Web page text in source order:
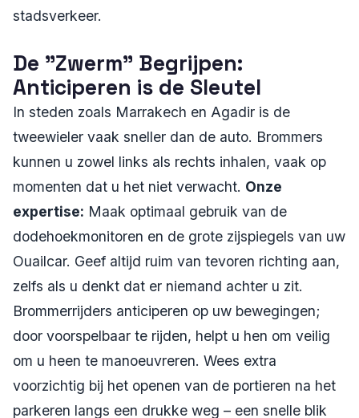
stadsverkeer.
De "Zwerm" Begrijpen:
Anticiperen is de Sleutel
In steden zoals Marrakech en Agadir is de
tweewieler vaak sneller dan de auto. Brommers
kunnen u zowel links als rechts inhalen, vaak op
momenten dat u het niet verwacht. Onze
expertise: Maak optimaal gebruik van de
dodehoekmonitoren en de grote zijspiegels van uw
Ouailcar. Geef altijd ruim van tevoren richting aan,
zelfs als u denkt dat er niemand achter u zit.
Brommerrijders anticiperen op uw bewegingen;
door voorspelbaar te rijden, helpt u hen om veilig
om u heen te manoeuvreren. Wees extra
voorzichtig bij het openen van de portieren na het
parkeren langs een drukke weg – een snelle blik